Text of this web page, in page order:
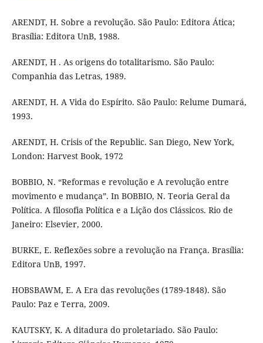
ARENDT, H. Sobre a revolução. São Paulo: Editora Ática;
Brasília: Editora UnB, 1988.
ARENDT, H . As origens do totalitarismo. São Paulo:
Companhia das Letras, 1989.
ARENDT, H. A Vida do Espírito. São Paulo: Relume Dumará,
1993.
ARENDT, H. Crisis of the Republic. San Diego, New York,
London: Harvest Book, 1972
BOBBIO, N. “Reformas e revolução e A revolução entre
movimento e mudança”. In BOBBIO, N. Teoria Geral da
Política. A filosofia Política e a Lição dos Clássicos. Rio de
Janeiro: Elsevier, 2000.
BURKE, E. Reflexões sobre a revolução na França. Brasília:
Editora UnB, 1997.
HOBSBAWM, E. A Era das revoluções (1789-1848). São
Paulo: Paz e Terra, 2009.
KAUTSKY, K. A ditadura do proletariado. São Paulo: